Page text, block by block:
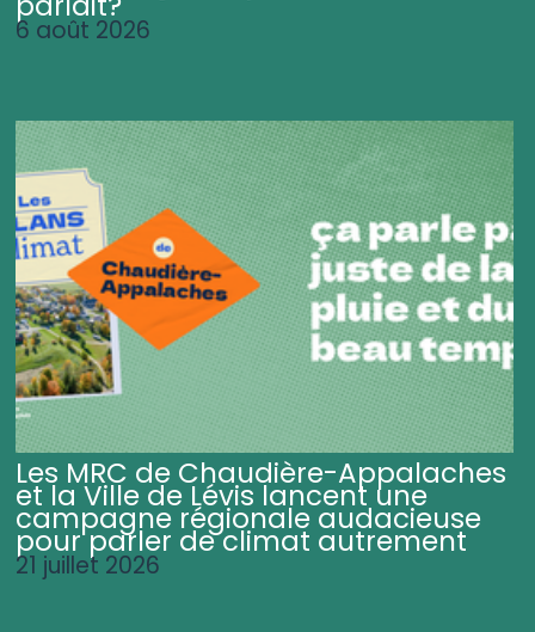
6 août 2026
Les MRC de Chaudière-Appalaches
et la Ville de Lévis lancent une
campagne régionale audacieuse
pour parler de climat autrement
21 juillet 2026